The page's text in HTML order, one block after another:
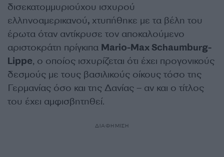
δισεκατομμυριούχου ισχυρού
ελληνοαμερικανού, χτυπήθηκε με τα βέλη του
έρωτα όταν αντίκρυσε τον αποκαλούμενο
αριστοκράτη πρίγκιπα Mario-Max Schaumburg-
Lippe, ο οποίος ισχυρίζεται ότι έχει προγονικούς
δεσμούς με τους βασιλικούς οίκους τόσο της
Γερμανίας όσο και της Δανίας – αν και ο τίτλος
του έχει αμφισβητηθεί.
ΔΙΑΦΗΜΙΣΗ